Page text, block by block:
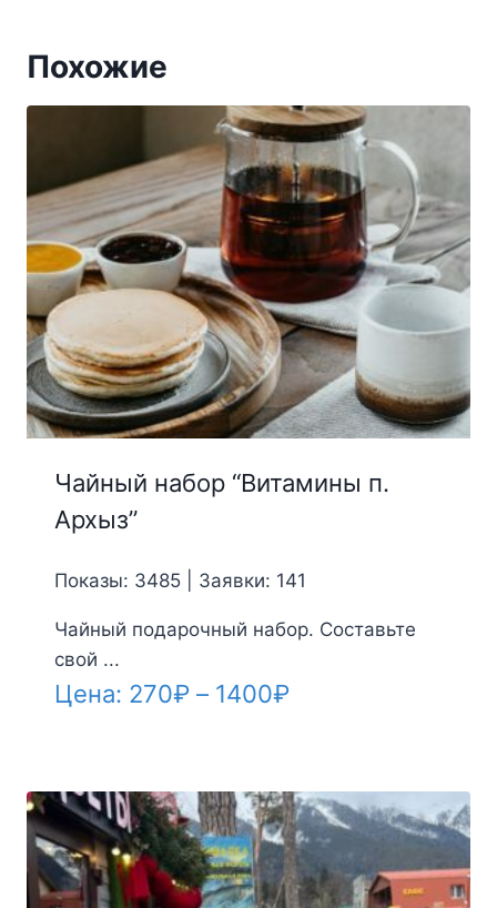
8000₽
Похожие
Чайный набор “Витамины п.
Архыз”
Показы: 3485 | Заявки: 141
Чайный подарочный набор. Составьте
свой ...
Цена: 270₽ – 1400₽Диапазон
–
1400₽